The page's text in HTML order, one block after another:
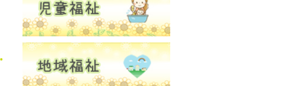
成年後見支援センター
ボランティアセンター